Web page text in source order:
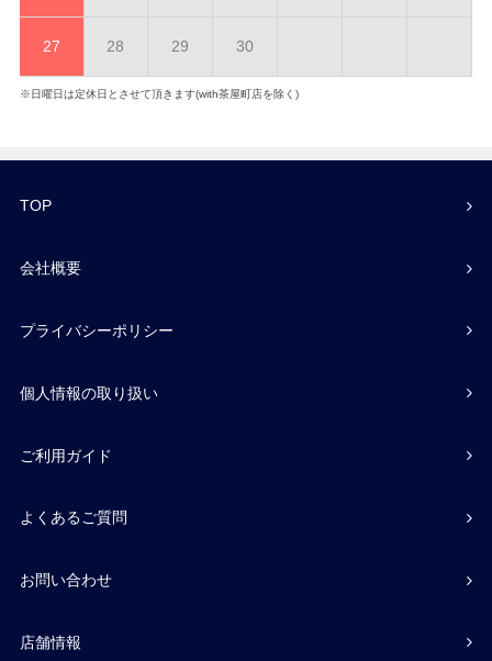
27 28 29 30
※日曜日は定休日とさせて頂きます(with茶屋町店を除く)
TOP
会社概要
プライバシーポリシー
個人情報の取り扱い
ご利用ガイド
よくあるご質問
お問い合わせ
店舗情報